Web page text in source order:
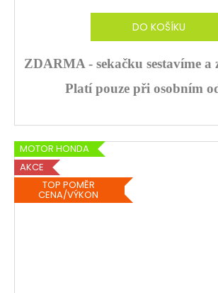
DO KOŠÍKU
ZDARMA - sekačku sestavíme a
Platí pouze při osobním
MOTOR HONDA
AKCE
TOP POMĚR
CENA/VÝKON